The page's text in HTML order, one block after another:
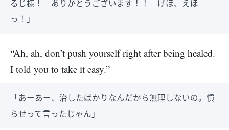
るじ様！ ありがとうございます！！ げほ、えほ
っ！」
“Ah, ah, don’t push yourself right after being healed.
I told you to take it easy.”
「あーあー、治したばかりなんだから無理しないの。慣
らせって言ったじゃん」